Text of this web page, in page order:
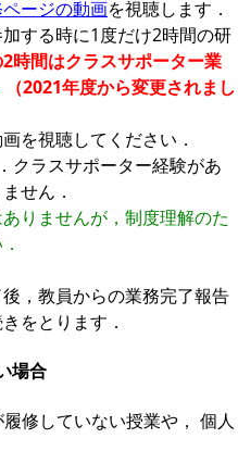
ージの動画を視聴します．
する時に1度だけ2時間の研
時間はクラスサポーター業
2021年度から変更されまし
を視聴してください．
クラスサポーター経験があ
せん．
りませんが，制度理解のた
，教員からの業務完了報告
をとります．
場合
修していない授業や， 個人